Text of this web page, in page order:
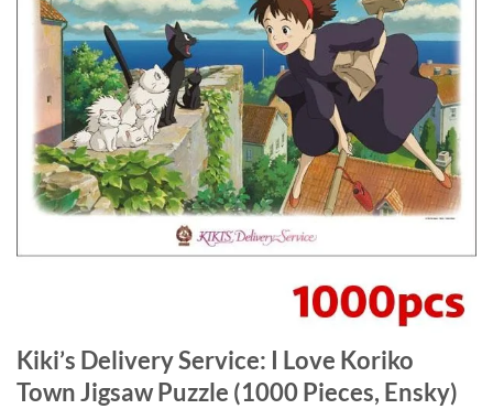
Kiki’s Delivery Service: I Love Koriko
Town Jigsaw Puzzle (1000 Pieces, Ensky)